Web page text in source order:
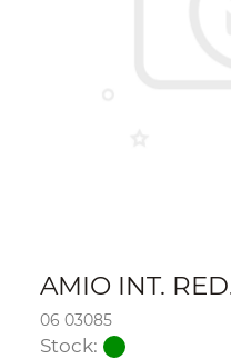
AMIO INT.
06 03085
Stock: